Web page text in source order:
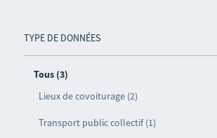
TYPE DE DONNÉES
Tous (3)
Lieux de covoiturage (2)
Transport public collectif (1)